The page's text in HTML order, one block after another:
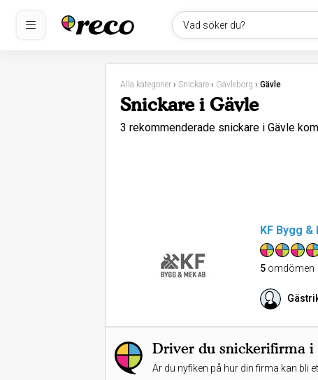
Vad söker du?
Alla kategorier › Snickare › Gävleborg › Gävle
Snickare i Gävle
3 rekommenderade snickare i Gävle
KF Bygg &
5 omdömen
Driver du snickerifirma i
Är du nyfiken på hur din firma kan bli